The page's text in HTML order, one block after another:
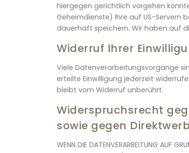
hiergegen gerichtlich vorgehen
Geheimdienste) Ihre auf US-Servern
dauerhaft speichern. Wir haben auf
Widerruf Ihrer
Viele Datenverarbeitungsvorgänge
erteilte Einwilligung jederzeit
bleibt vom Widerruf unberührt.
Widerspruchsrecht
sowie gegen
WENN DIE DATENVERARBEITUNG AUF